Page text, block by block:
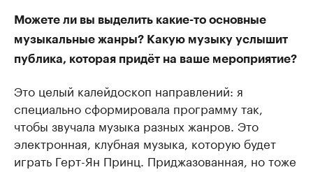
Можете ли вы выделить какие-то основные
музыкальные жанры? Какую музыку услышит
публика, которая придёт на ваше мероприятие?
Это целый калейдоскоп направлений: я
специально сформировала программу так,
чтобы звучала музыка разных жанров. Это
электронная, клубная музыка, которую будет
играть Герт-Ян Принц. Приджазованная, но тоже